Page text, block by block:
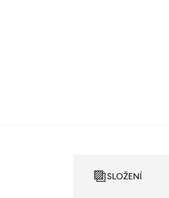
SLOŽENÍ